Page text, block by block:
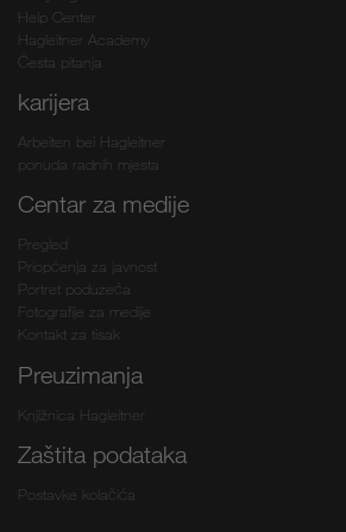
Help Center
Hagleitner Academy
Česta pitanja
karijera
Arbeiten bei Hagleitner
ponuda radnih mjesta
Centar za medije
Pregled
Priopćenja za javnost
Portret poduzeća
Fotografije za medije
Kontakt za tisak
Preuzimanja
Knjižnica Hagleitner
Zaštita podataka
Postavke kolačića